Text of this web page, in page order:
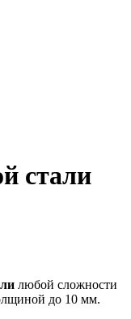
стали
любой сложности
до 10 мм.